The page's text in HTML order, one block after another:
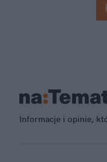
Informacje i opinie,